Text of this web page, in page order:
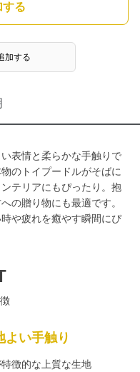
する
加する
表情と柔らかな手触りで
のトイプードルがそばに
テリアにもぴったり。抱
の贈り物にも最適です。
や疲れを癒やす瞬間にぴ
よい手触り
徴的な上質な生地